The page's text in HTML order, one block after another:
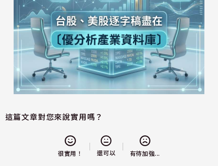
這篇文章對您來說實用嗎？
很實用！ 還可以 有待加強...